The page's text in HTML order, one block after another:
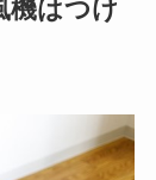
機はつけ